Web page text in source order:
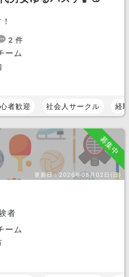
2 件
ーム
者歓迎 社会人サークル 経
募集中
更新日：2026年08月02日(日)
者
ーム